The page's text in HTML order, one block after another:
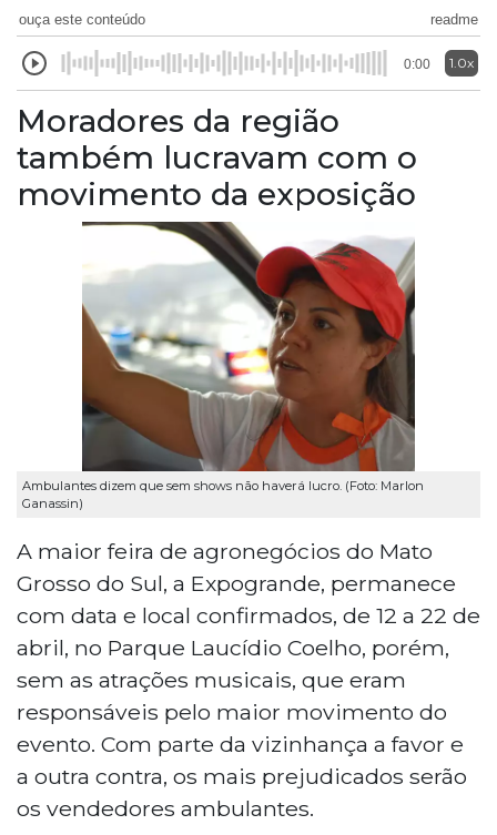
ouça este conteúdo readme
0:00 1.0x
Moradores da região
também lucravam com o
movimento da exposição
Ambulantes dizem que sem shows não haverá lucro. (Foto: Marlon
Ganassin)
A maior feira de agronegócios do Mato
Grosso do Sul, a Expogrande, permanece
com data e local confirmados, de 12 a 22 de
abril, no Parque Laucídio Coelho, porém,
sem as atrações musicais, que eram
responsáveis pelo maior movimento do
evento. Com parte da vizinhança a favor e
a outra contra, os mais prejudicados serão
os vendedores ambulantes.